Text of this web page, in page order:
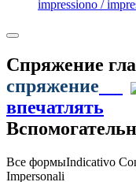
impressiono /
Спряжение
спряжение
впечатлять
Все формыIndicativo
Impersonali